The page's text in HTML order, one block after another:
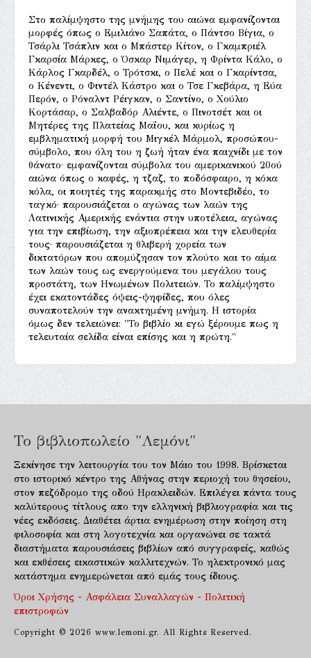
Στο παλίμψηστο της μνήμης του αιώνα εμφανίζονται
μορφές όπως ο Εμιλιάνο Σαπάτα, ο Πάντσο Βίγια, ο
Τσάρλι Τσάπλιν και ο Μπάστερ Κίτον, ο Γκαμπριέλ
Γκαρσία Μάρκες, ο Όσκαρ Νιμάγερ, η Φρίντα Κάλο, ο
Κάρλος Γκαρδέλ, ο Τρότσκι, ο Πελέ και ο Γκαρίντσα,
ο Κένεντι, ο Φιντέλ Κάστρο και ο Τσε Γκεβάρα, η Εύα
Περόν, ο Ρόναλντ Ρέιγκαν, ο Σαντίνο, ο Χούλιο
Κορτάσαρ, ο Σαλβαδόρ Αλιέντε, ο Πινοτσέτ και οι
Μητέρες της Πλατείας Μαΐου, και κυρίως η
εμβληματική μορφή του Μιγκέλ Μάρμολ, προσώπου-
σύμβολο, που όλη του η ζωή ήταν ένα παιχνίδι με τον
θάνατο· εμφανίζονται σύμβολα του αμερικανικού 20ού
αιώνα όπως ο καφές, η τζαζ, το ποδόσφαιρο, η κόκα
κόλα, οι ποιητές της παρακμής στο Μοντεβιδέο, το
ταγκό· παρουσιάζεται ο αγώνας των λαών της
Λατινικής Αμερικής ενάντια στην υποτέλεια, αγώνας
για την επιβίωση, την αξιοπρέπεια και την ελευθερία
τους· παρουσιάζεται η θλιβερή χορεία των
δικτατόρων που απομύζησαν τον πλούτο και το αίμα
των λαών τους ως ενεργούμενα του μεγάλου τους
προστάτη, των Ηνωμένων Πολιτειών. Το παλίμψηστο
έχει εκατοντάδες όψεις-ψηφίδες, που όλες
συναποτελούν την ανακτημένη μνήμη. Η ιστορία
όμως δεν τελειώνει: "Το βιβλίο κι εγώ ξέρουμε πως η
τελευταία σελίδα είναι επίσης και η πρώτη."
Το βιβλιοπωλείο "Λεμόνι"
Ξεκίνησε την λειτουργία του τον Μάιο του 1998. Βρίσκεται
στο ιστορικό κέντρο της Αθήνας στην περιοχή του θησείου,
στον πεζόδρομο της οδού Ηρακλειδών. Επιλέγει πάντα τους
καλύτερους τίτλους απο την ελληνική βιβλιογραφία και τις
νέες εκδόσεις. Διαθέτει άρτια ενημέρωση στην ποίηση στη
φιλοσοφία και στη λογοτεχνία και οργανώνει σε τακτά
διαστήματα παρουσιάσεις βιβλίων από συγγραφείς, καθώς
και εκθέσεις εικαστικών καλλιτεχνών. Το ηλεκτρονικό μας
κατάστημα ενημερώνεται από εμάς τους ίδιους.
Όροι Χρήσης - Ασφάλεια Συναλλαγών - Πολιτική
επιστροφών
Copyright © 2026 www.lemoni.gr. All Rights Reserved.